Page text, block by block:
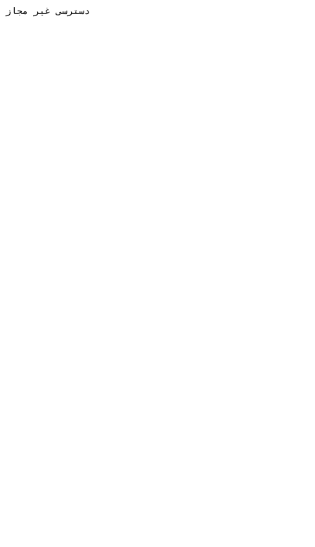
دسترسی غیر مجاز